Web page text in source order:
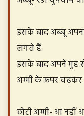
इसके बाद अब्बू
लगते हैं.
इसके बाद अपने मुंह
अम्मी के ऊपर
छोटी अम्मी- आ